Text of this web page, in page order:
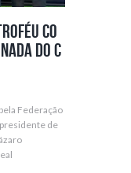
co
do c
Federação
de